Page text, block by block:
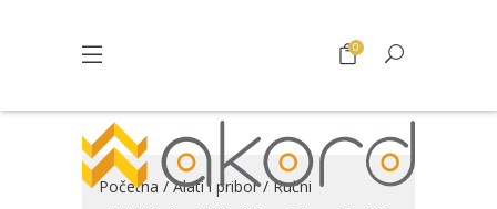
0
Početna /Alati i pribor/Ručni